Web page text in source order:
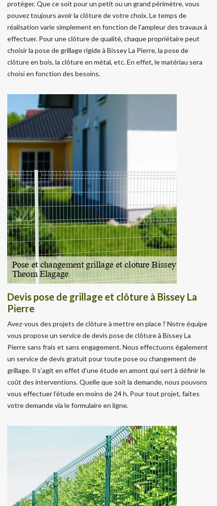
protéger. Que ce soit pour un petit ou un grand périmètre, vous
pouvez toujours avoir la clôture de votre choix. Le temps de
réalisation varie simplement en fonction de l’ampleur des travaux à
effectuer. Pour une clôture de qualité, chaque propriétaire peut
choisir la pose de grillage rigide à Bissey La Pierre, la pose de
clôture en bois, la clôture en métal, etc. En effet, le matériau sera
choisi en fonction des besoins.
Devis pose de grillage et clôture à Bissey La
Pierre
Avez-vous des projets de clôture à mettre en place ? Notre équipe
vous propose un service de devis pose de clôture à Bissey La
Pierre sans frais et sans engagement. Nous effectuons également
un service de devis gratuit pour toute pose ou changement de
grillage. Il s’agit en effet d’une étude en amont qui sert à définir le
coût des interventions. Quelle que soit la demande, nous pouvons
vous effectuer l’étude en moins de 24 h. Pour tout projet, faites
votre demande via le formulaire en ligne.